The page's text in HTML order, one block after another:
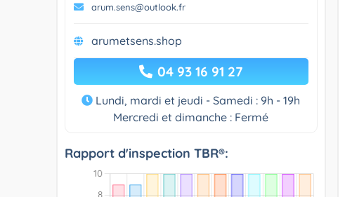
arum.sens@outlook.fr
arumetsens.shop
04 93 16 91 27
Lundi, mardi et jeudi - Samedi : 9h - 19h
Mercredi et dimanche : Fermé
Rapport d'inspection TBR®: